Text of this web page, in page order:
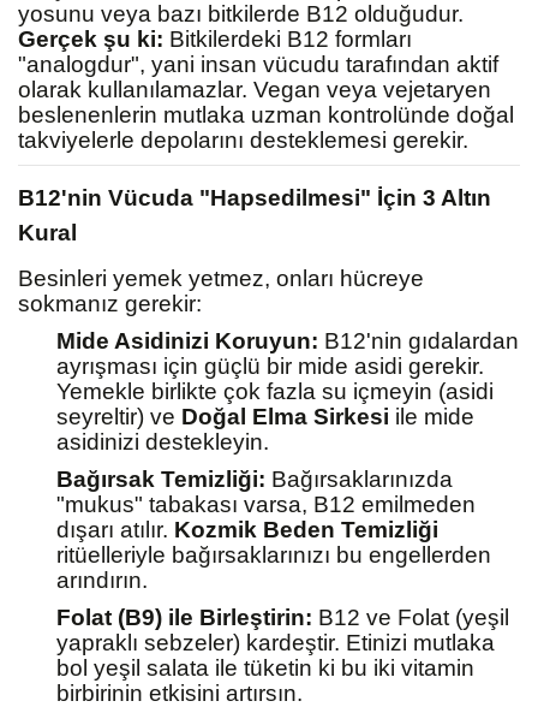
yosunu veya bazı bitkilerde B12 olduğudur.
Gerçek şu ki: Bitkilerdeki B12 formları
"analogdur", yani insan vücudu tarafından aktif
olarak kullanılamazlar. Vegan veya vejetaryen
beslenenlerin mutlaka uzman kontrolünde doğal
takviyelerle depolarını desteklemesi gerekir.
B12'nin Vücuda "Hapsedilmesi" İçin 3 Altın
Kural
Besinleri yemek yetmez, onları hücreye
sokmanız gerekir:
Mide Asidinizi Koruyun: B12'nin gıdalardan
ayrışması için güçlü bir mide asidi gerekir.
Yemekle birlikte çok fazla su içmeyin (asidi
seyreltir) ve Doğal Elma Sirkesi ile mide
asidinizi destekleyin.
Bağırsak Temizliği: Bağırsaklarınızda
"mukus" tabakası varsa, B12 emilmeden
dışarı atılır. Kozmik Beden Temizliği
ritüelleriyle bağırsaklarınızı bu engellerden
arındırın.
Folat (B9) ile Birleştirin: B12 ve Folat (yeşil
yapraklı sebzeler) kardeştir. Etinizi mutlaka
bol yeşil salata ile tüketin ki bu iki vitamin
birbirinin etkisini artırsın.